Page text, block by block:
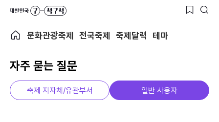
문화관광축제 전국축제 축제달력 테마
자주 묻는 질문
축제 지자체/유관부서 일반 사용자